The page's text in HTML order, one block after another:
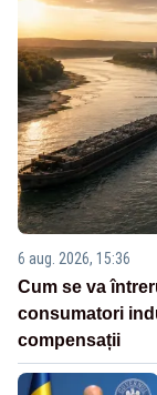
6 aug. 2026, 15:36
Cum se va
consumatori
compensații